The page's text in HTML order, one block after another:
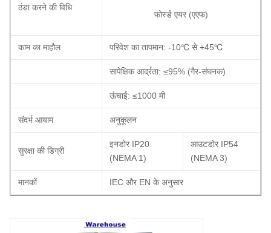
ठंडा करने की विधि
फोर्स्ड एयर (एएफ)
काम का माहौल परिवेश का तापमान: -10℃ से +45℃
सापेक्षिक आर्द्रता: ≤95% (गैर-संघनक)
ऊंचाई: ≤1000 मी
संदर्भ आयाम अनुकूलन
सुरक्षा की डिग्री
इनडोर IP20
(NEMA 1)
आउटडोर IP54
(NEMA 3)
मानकों IEC और EN के अनुसार